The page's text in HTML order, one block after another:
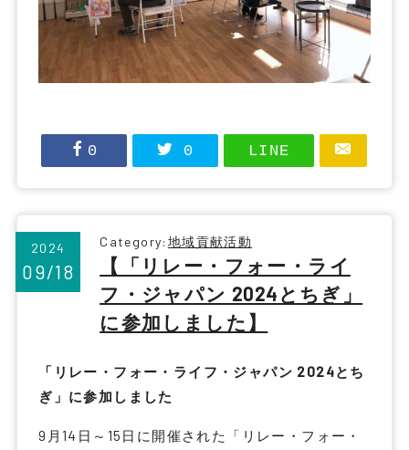
0 0 LINE
2024
09/18
Category: 地域貢献活動
【「リレー・フォー・ライ
フ・ジャパン 2024とちぎ」
に参加しました】
「リレー・フォー・ライフ・ジャパン 2024とち
ぎ」に参加しました
9月14日～15日に開催された「リレー・フォー・